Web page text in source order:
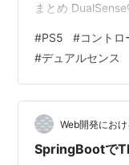
まとめ
PS5コントローラ
す。 発売日：
封レポート それ
正面です。 箱の
い！ それでは開
#PS5 #コントロ
#デュアルセンス
Web開発にお
SpringBootで